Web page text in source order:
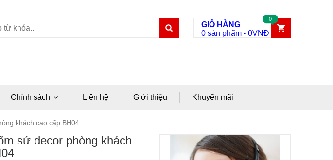
GIỎ HÀNG
0 sản phẩm - 0VNĐ
0
Chính sách Liên hệ Giới thiệu Khuyến mãi
khách cao cấp BH04
sứ decor phòng khách